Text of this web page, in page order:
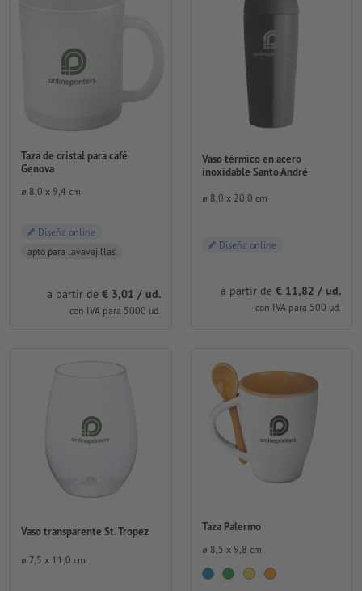
Taza de cristal para café
Genova
⌀ 8,0 x 9,4 cm
Diseña online
apto para lavavajillas
a partir de € 3,01 / ud.
con IVA para 5000 ud.
Vaso térmico en acero
inoxidable Santo André
⌀ 8,0 x 20,0 cm
Diseña online
a partir de € 11,82 / ud.
con IVA para 500 ud.
Vaso transparente St. Tropez
⌀ 7,5 x 11,0 cm
Taza Palermo
⌀ 8,5 x 9,8 cm